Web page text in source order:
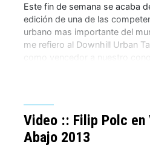
Este fin de semana se acaba
edición de una de las
urbano mas importante del
me refiero al Downhill Urban
Video :: Filip Polc en
Abajo 2013